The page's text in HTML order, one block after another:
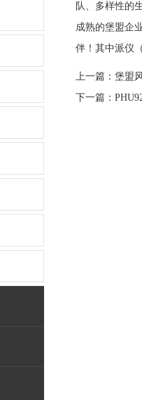
队、多样性的
成熟的堡盟企
伴！其中派仪
上一篇： 堡盟
下一篇：